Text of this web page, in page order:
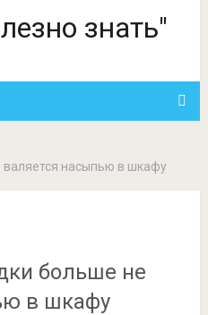
знать"
насыпью в шкафу
больше не
в шкафу